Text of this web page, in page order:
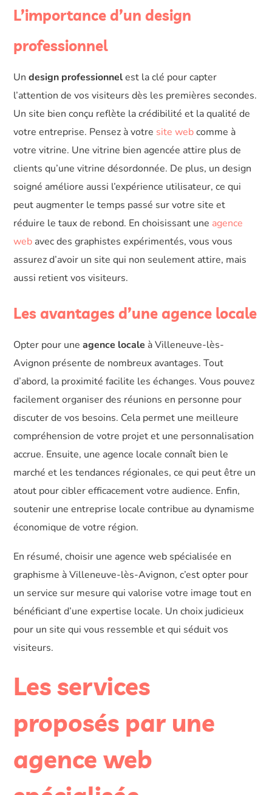
L’importance d’un design
professionnel
Undesign professionnelest la clé pour capter
l’attention de vos visiteurs dès les premières secondes.
Un site bien conçu reflète la crédibilité et la qualité de
votre entreprise. Pensez à votre site webcomme à
votre vitrine. Une vitrine bien agencée attire plus de
clients qu’une vitrine désordonnée. De plus, un design
soigné améliore aussi l’expérience utilisateur, ce qui
peut augmenter le temps passé sur votre site et
réduire le taux de rebond. En choisissant une agence
web avec des graphistes expérimentés, vous vous
assurez d’avoir un site qui non seulement attire, mais
aussi retient vos visiteurs.
Les avantages d’une agence locale
Opter pour uneagence locale à Villeneuve-lès-
Avignon présente de nombreux avantages. Tout
d’abord, la proximité facilite les échanges. Vous pouvez
facilement organiser des réunions en personne pour
discuter de vos besoins. Cela permet une meilleure
compréhension de votre projet et une personnalisation
accrue. Ensuite, une agence locale connaît bien le
marché et les tendances régionales, ce qui peut être un
atout pour cibler efficacement votre audience. Enfin,
soutenir une entreprise locale contribue au dynamisme
économique de votre région.
En résumé, choisir une agence web spécialisée en
graphisme à Villeneuve-lès-Avignon, c’est opter pour
un service sur mesure qui valorise votre image tout en
bénéficiant d’une expertise locale. Un choix judicieux
pour un site qui vous ressemble et qui séduit vos
visiteurs.
Les services
proposés par une
agence web